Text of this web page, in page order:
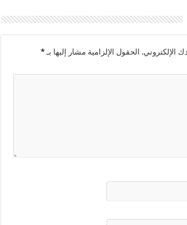
الإلكتروني. الحقول الإلزامية مشار إليها بـ*